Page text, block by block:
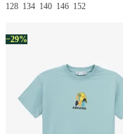
128 134 140 146 152
−29%